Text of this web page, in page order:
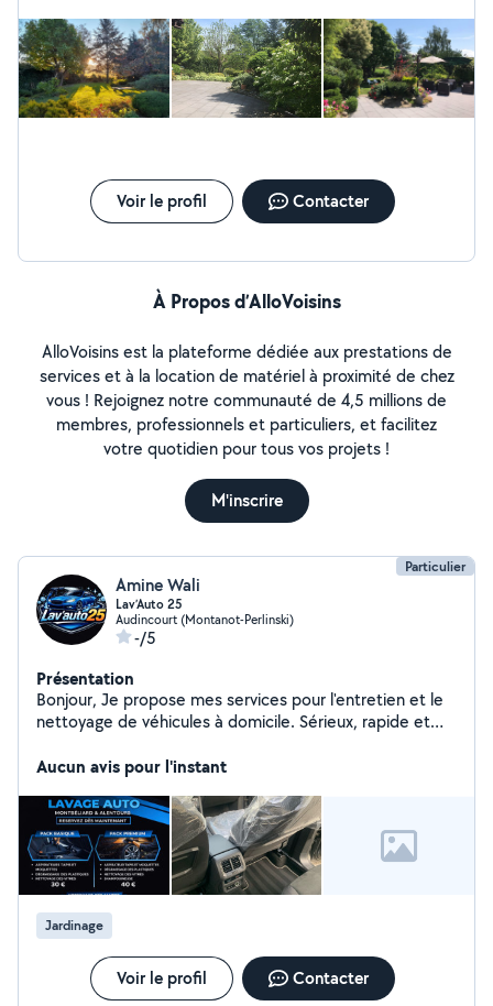
devis Beaucoup de personnes hésitent à se lancer dans
des travaux par peur de se tromper. Mon rôle est de
vous orienter et de vous mettre en relation avec des
professionnels de confiance. Sérieuse, à l'écoute et
réactive, je m'adapte à vos besoins. N'hésitez pas à me
Voir le profil Contacter
À Propos d’AlloVoisins
AlloVoisins est la plateforme dédiée aux prestations de
services et à la location de matériel à proximité de chez
vous ! Rejoignez notre communauté de 4,5 millions de
membres, professionnels et particuliers, et facilitez
votre quotidien pour tous vos projets !
M'inscrire
Particulier
Amine Wali
Lav’Auto 25
Audincourt (Montanot-Perlinski)
-/5
Présentation
Bonjour, Je propose mes services pour l'entretien et le
nettoyage de véhicules à domicile. Sérieux, rapide et
votre voiture un aspect propre et soigné, comme neuf.
(aspiration, sièges, plastiques) * Nettoyage extérieur
(lavage, jantes, vitres) * Détailing / nettoyage en
profondeur * Shampoing sièges et tapis Intervention
rapide Prix accessibles Matériel professionnel N'hésitez
pas à me contacter pour plus d'informations ou un devis
Aucun avis pour l'instant
Jardinage
Voir le profil Contacter